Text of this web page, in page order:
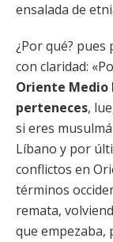
ensalada de
¿Por qué?
con claridad:
Oriente Medio
perteneces,
si eres
Líbano y por
conflictos en
términos
remata,
que empezaba,